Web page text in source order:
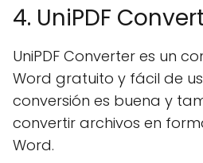
4. UniPDF
UniPDF Converter es un
Word gratuito y fácil de
conversión es buena y
convertir archivos en
Word.